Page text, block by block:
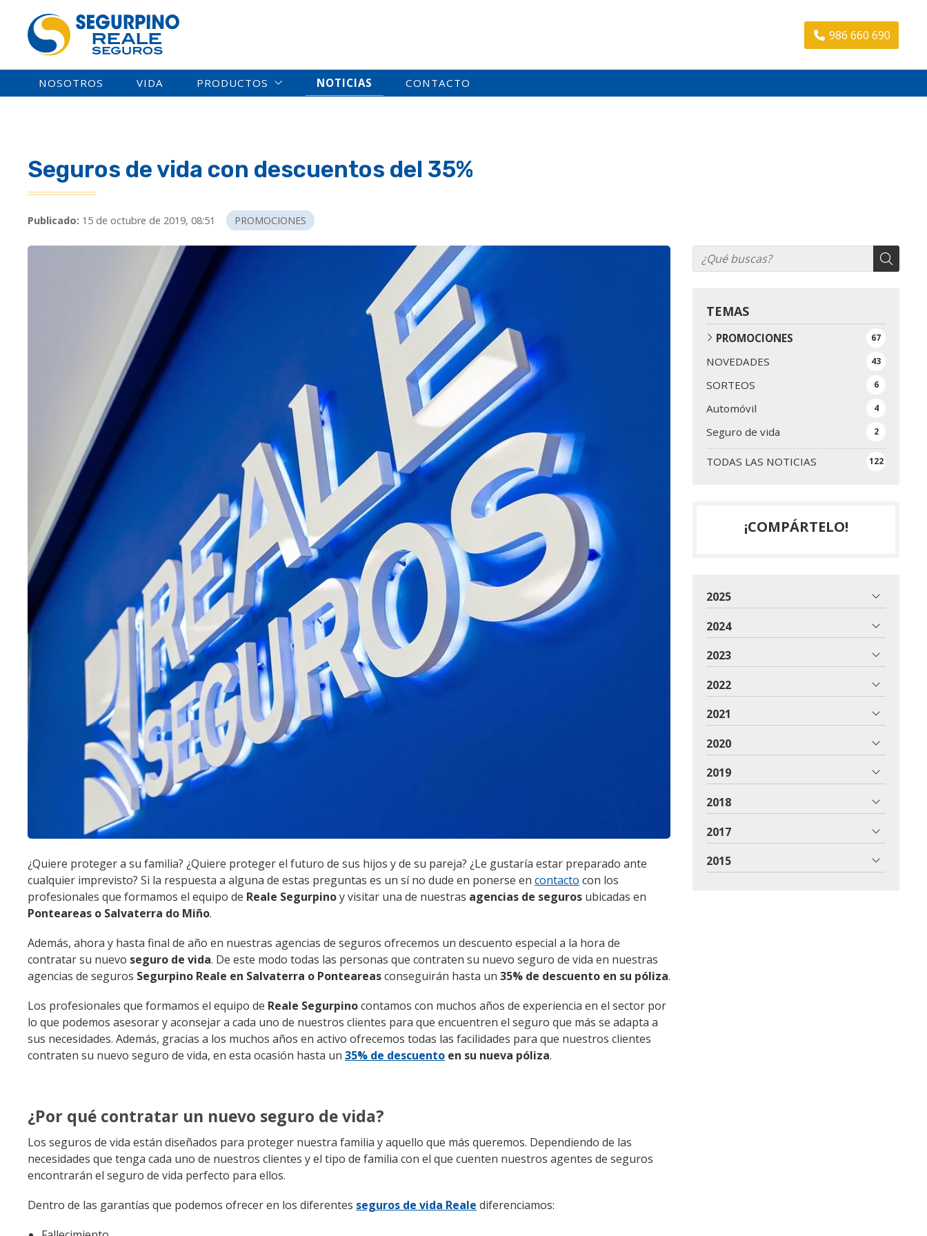
986 660 690
NOSOTROS VIDA PRODUCTOS NOTICIAS CONTACTO
Seguros de vida con descuentos del 35%
Publicado: 15 de octubre de 2019, 08:51 PROMOCIONES
TEMAS
TODAS LAS NOTICIAS 122
PROMOCIONES 67
NOVEDADES 43
SORTEOS 6
Automóvil 4
Seguro de vida 2
¿Quiere proteger a su familia? ¿Quiere proteger el futuro de sus hijos y de su pareja? ¿Le gustaría estar preparado ante
cualquier imprevisto? Si la respuesta a alguna de estas preguntas es un sí no dude en ponerse en contacto con los
profesionales que formamos el equipo de Reale Segurpinoy visitar una de nuestras agencias de seguros ubicadas en
Ponteareas o Salvaterra do Miño.
Además, ahora y hasta final de año en nuestras agencias de seguros ofrecemos un descuento especial a la hora de
contratar su nuevo seguro de vida. De este modo todas las personas que contraten su nuevo seguro de vida en nuestras
agencias de seguros Segurpino Reale en Salvaterra o Ponteareasconseguirán hasta un 35% de descuento en su póliza.
Los profesionales que formamos el equipo de Reale Segurpinocontamos con muchos años de experiencia en el sector por
lo que podemos asesorar y aconsejar a cada uno de nuestros clientes para que encuentren el seguro que más se adapta a
sus necesidades. Además, gracias a los muchos años en activo ofrecemos todas las facilidades para que nuestros clientes
contraten su nuevo seguro de vida, en esta ocasión hasta un 35% de descuento en su nueva póliza.
¿Por qué contratar un nuevo seguro de vida?
Los seguros de vida están diseñados para proteger nuestra familia y aquello que más queremos. Dependiendo de las
necesidades que tenga cada uno de nuestros clientes y el tipo de familia con el que cuenten nuestros agentes de seguros
encontrarán el seguro de vida perfecto para ellos.
Dentro de las garantías que podemos ofrecer en los diferentes seguros de vida Reale diferenciamos:
¡COMPÁRTELO!
2025
2024
2023
2022
2021
2020
2019
2018
2017
2015